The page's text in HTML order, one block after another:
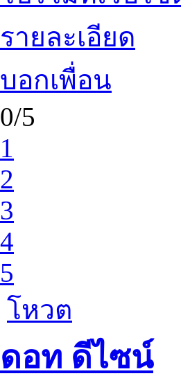
รายละเอียด
บอกเพื่อน
0/5
1
2
3
4
5
โหวต
ดอท ดีไซน์